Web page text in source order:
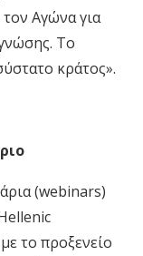
Αγώνα για
Το
κράτος».
(webinars)
το προξενείο